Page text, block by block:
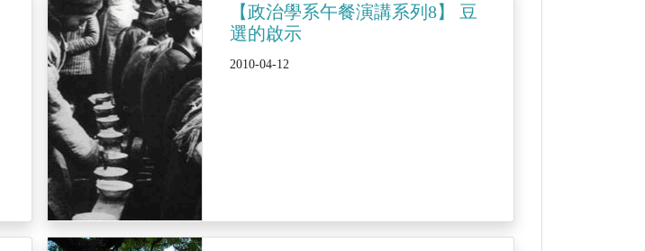
【政治學系午餐演講系列8】 豆
選的啟示
2010-04-12